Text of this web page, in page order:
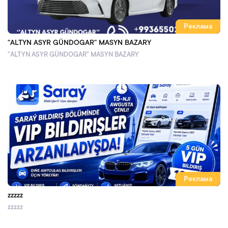
Реклама
"ALTYN ASYR GÜNDOGAR" MASYN BAZARY
"ALTYN ASYR GÜNDOGAR" MASYN BAZARY
Реклама
zzzzz
zzzzz